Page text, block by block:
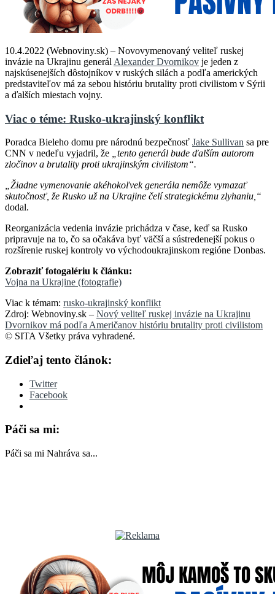
10.4.2022 (Webnoviny.sk) – Novovymenovaný veliteľ ruskej
invázie na Ukrajinu generál Alexander Dvornikov je jeden z
najskúsenejších dôstojníkov v ruských silách a podľa amerických
predstaviteľov má za sebou históriu brutality proti civilistom v Sýrii
a ďalších miestach vojny.
Viac o téme: Rusko-ukrajinský konflikt
Poradca Bieleho domu pre národnú bezpečnosť Jake Sullivan sa pre
CNN v nedeľu vyjadril, že
„tento generál bude ďalším autorom
zločinov a brutality proti ukrajinským civilistom“.
„Žiadne vymenovanie akéhokoľvek generála nemôže vymazať
skutočnosť, že Rusko už na Ukrajine čelí strategickému zlyhaniu,“
dodal.
Reorganizácia vedenia invázie prichádza v čase, keď sa Rusko
pripravuje na to, čo sa očakáva byť väčší a sústredenejší pokus o
rozšírenie ruskej kontroly vo východoukrajinskom regióne Donbas.
Zobraziť fotogalériu k článku:
Vojna na Ukrajine (fotografie)
Viac k témam: rusko-ukrajinský konflikt
Zdroj: Webnoviny.sk – Nový veliteľ ruskej invázie na Ukrajinu
Dvornikov má podľa Američanov históriu brutality proti civilistom
© SITA Všetky práva vyhradené.
Zdieľaj tento článok:
Twitter
Facebook
Páči sa mi:
Páči sa mi Nahráva sa...